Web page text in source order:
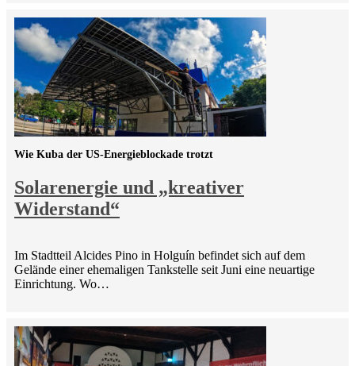
Solarenergie und „kreativer
Widerstand“
Wie Kuba der US-Energieblockade trotzt
Im Stadtteil Alcides Pino in Holguín befindet sich auf dem
Gelände einer ehemaligen Tankstelle seit Juni eine neuartige
Einrichtung. Wo…